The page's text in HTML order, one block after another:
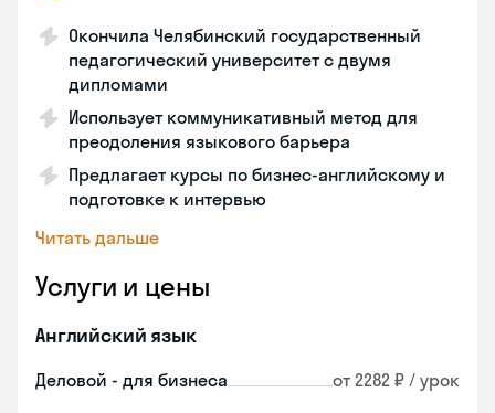
Окончила Челябинский государственный
педагогический университет с двумя
дипломами
Использует коммуникативный метод для
преодоления языкового барьера
Предлагает курсы по бизнес-английскому и
подготовке к интервью
Читать дальше
Услуги и цены
Английский язык
Деловой - для бизнеса от 2282 ₽ / урок